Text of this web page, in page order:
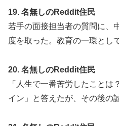
19. 名無しのReddit住民
若手の面接担当者の質問に、
度を取った。教育の一環とし
20. 名無しのReddit住民
「人生で一番苦労したことは
イン」と答えたが、その後の